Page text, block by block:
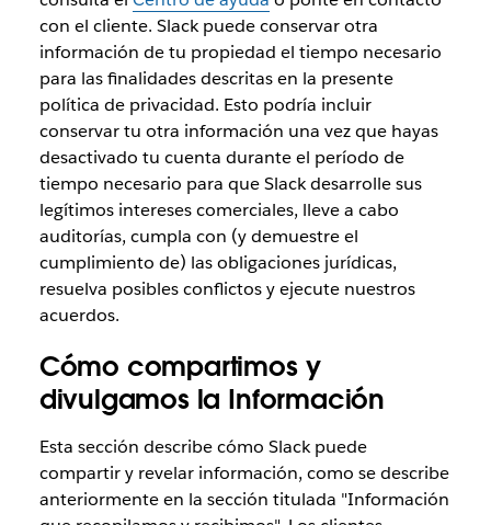
con el cliente. Slack puede conservar otra
información de tu propiedad el tiempo necesario
para las finalidades descritas en la presente
política de privacidad. Esto podría incluir
conservar tu otra información una vez que hayas
desactivado tu cuenta durante el período de
tiempo necesario para que Slack desarrolle sus
legítimos intereses comerciales, lleve a cabo
auditorías, cumpla con (y demuestre el
cumplimiento de) las obligaciones jurídicas,
resuelva posibles conflictos y ejecute nuestros
acuerdos.
Cómo compartimos y
divulgamos la Información
Esta sección describe cómo Slack puede
compartir y revelar información, como se describe
anteriormente en la sección titulada "Información